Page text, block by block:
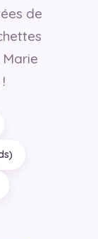
de